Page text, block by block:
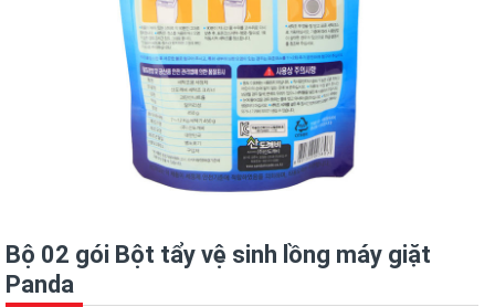
Bộ 02 gói Bột tẩy vệ sinh lồng máy giặt
Panda